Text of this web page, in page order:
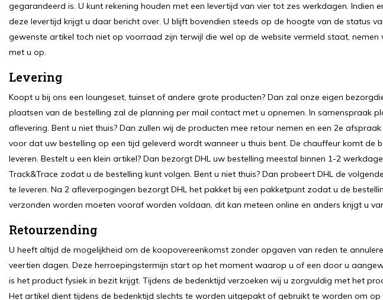
gegarandeerd is. U kunt rekening houden met een levertijd van vier tot zes werkdagen. Indien
deze levertijd krijgt u daar bericht over. U blijft bovendien steeds op de hoogte van de status
gewenste artikel toch niet op voorraad zijn terwijl die wel op de website vermeld staat,
met u op.
Levering
Koopt u bij ons een loungeset, tuinset of andere grote producten? Dan zal onze eigen
plaatsen van de bestelling zal de planning per mail contact met u opnemen. In samenspraak
aflevering. Bent u niet thuis? Dan zullen wij de producten mee retour nemen en een 2e
voor dat uw bestelling op een tijd geleverd wordt wanneer u thuis bent. De chauffeur komt de
leveren. Bestelt u een klein artikel? Dan bezorgt DHL uw bestelling meestal binnen 1-2
Track&Trace zodat u de bestelling kunt volgen. Bent u niet thuis? Dan probeert DHL de
te leveren. Na 2 afleverpogingen bezorgt DHL het pakket bij een pakketpunt zodat u de
verzonden worden moeten vooraf worden voldaan, dit kan meteen online en anders krijgt u
Retourzending
U heeft altijd de mogelijkheid om de koopovereenkomst zonder opgaven van reden te
veertien dagen. Deze herroepingstermijn start op het moment waarop u of een door u
is het product fysiek in bezit krijgt. Tijdens de bedenktijd verzoeken wij u zorgvuldig met het
Het artikel dient tijdens de bedenktijd slechts te worden uitgepakt of gebruikt te worden om